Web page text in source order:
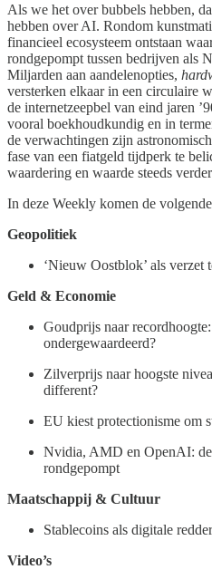
Als we het over bubbels hebben,
hebben over AI. Rondom
financieel ecosysteem ontstaan
rondgepompt tussen bedrijven als
Miljarden aan aandelenopties,
versterken elkaar in een circulaire
de internetzeepbel van eind jaren
vooral boekhoudkundig en in
de verwachtingen zijn
fase van een fiatgeld tijdperk te
waardering en waarde steeds
In deze Weekly komen de
Geopolitiek
‘Nieuw Oostblok’ als verzet
Geld & Economie
Goudprijs naar
ondergewaardeerd?
Zilverprijs naar hoogste
different?
EU kiest protectionisme om
Nvidia, AMD en OpenAI:
rondgepompt
Maatschappij & Cultuur
Stablecoins als digitale
Video’s